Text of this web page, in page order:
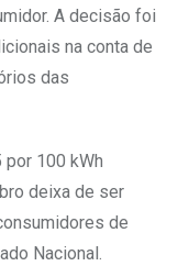
A decisão foi
na conta de
das
por 100 kWh
deixa de ser
de
Nacional.